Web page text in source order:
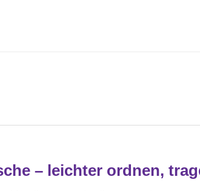
– leichter ordnen,